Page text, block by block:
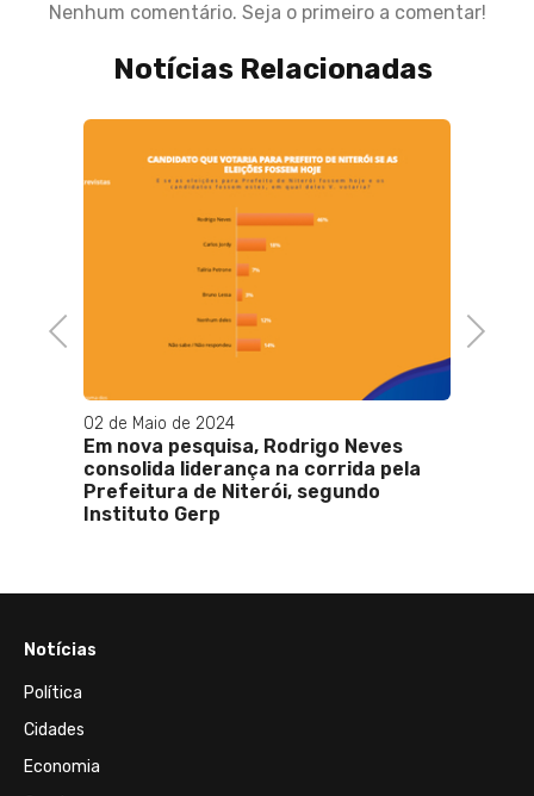
Nenhum comentário. Seja o primeiro a comentar!
Notícias Relacionadas
Previous
02 de Maio de 2024
Em nova pesquisa, Rodrigo Neves
consolida liderança na corrida pela
Prefeitura de Niterói, segundo
Instituto Gerp
Next
Notícias
Política
Cidades
Economia